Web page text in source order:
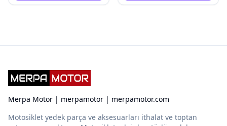
Merpa Motor | merpamotor | merpamotor.com
Motosiklet yedek parça ve aksesuarları ithalat ve toptan